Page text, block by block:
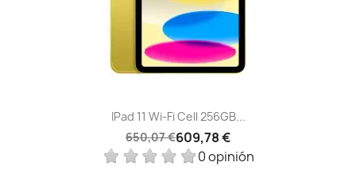
IPad 11 Wi-Fi Cell 256GB...
650,07 €609,78 €
0 opinión